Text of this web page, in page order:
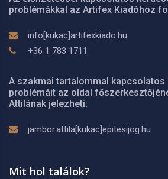
problémákkal az Artifex Kiadóhoz
info[kukac]artifexkiado.hu
+36 1 783 1711
A szakmai tartalommal kapcsolatos
problémáit az oldal
Attilának jelezheti:
jambor.attila[kukac]epitesijog.hu
Mit hol találok?